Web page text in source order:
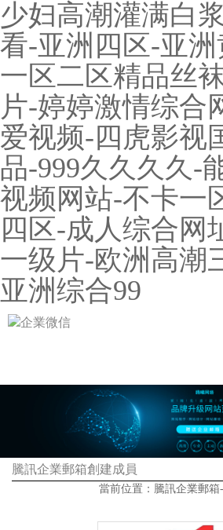
少妇高潮灌满白
看-亚洲四区-亚
一区二区精品丝
片-婷婷激情综合
爱视频-四虎影视
品-999久久久久-
视频网站-不卡一
四区-成人综合网
一级片-欧洲高潮
亚洲综合99
騰訊企業郵箱創建成員
當前位置： 騰訊企業郵箱